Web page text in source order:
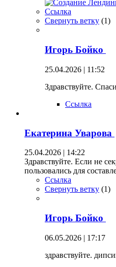
Ссылка
Свернуть ветку (1)
Игорь Бойко
25.04.2026 | 11:52
Здравствуйте.
Ссылка
Екатерина Уварова
25.04.2026 | 14:22
Здравствуйте. Если не
пользовались для
Ссылка
Свернуть ветку (1)
Игорь Бойко
06.05.2026 | 17:17
здравствуйте.